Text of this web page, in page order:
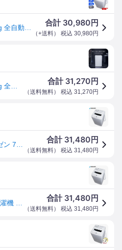
合計 30,980 円
（+送料） 税込 30,980円
合計 31,270 円
（送料無料） 税込 31,270円
合計 31,480 円
（送料無料） 税込 31,480円
合計 31,480 円
（送料無料） 税込 31,480円